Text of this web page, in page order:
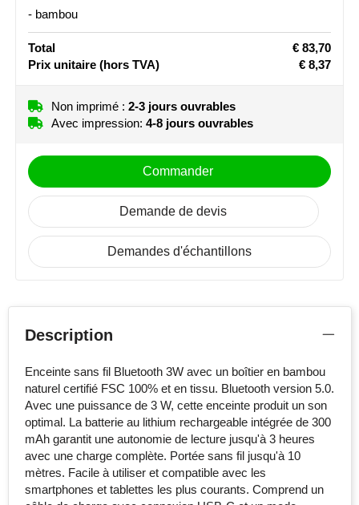
Retulp
Senator
Sophie Muval
Stanley
Stilolinea
STORMaxi
Victorinox
Vinga
Waterman
- bambou
Total
€ 83,70
Prix unitaire (hors TVA) € 8,37
Non imprimé : 2-3 jours ouvrables
Avec impression: 4-8 jours ouvrables
Commander
Demande de devis
Demandes d'échantillons
Description
Enceinte sans fil Bluetooth 3W avec un boîtier en bambou
naturel certifié FSC 100% et en tissu. Bluetooth version 5.0.
Avec une puissance de 3 W, cette enceinte produit un son
optimal. La batterie au lithium rechargeable intégrée de 300
mAh garantit une autonomie de lecture jusqu'à 3 heures
avec une charge complète. Portée sans fil jusqu'à 10
mètres. Facile à utiliser et compatible avec les
smartphones et tablettes les plus courants. Comprend un